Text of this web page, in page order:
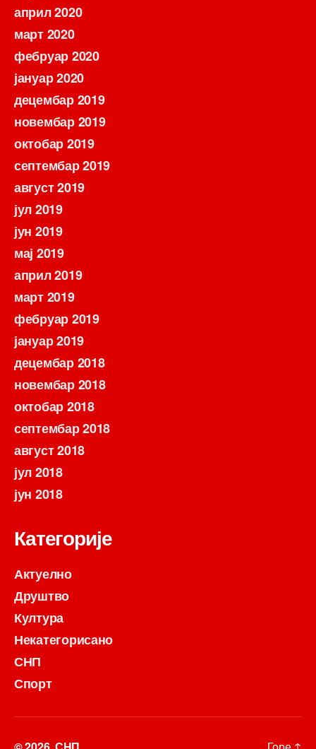
април 2020
март 2020
фебруар 2020
јануар 2020
децембар 2019
новембар 2019
октобар 2019
септембар 2019
август 2019
јул 2019
јун 2019
мај 2019
април 2019
март 2019
фебруар 2019
јануар 2019
децембар 2018
новембар 2018
октобар 2018
септембар 2018
август 2018
јул 2018
јун 2018
Категорије
Актуелно
Друштво
Култура
Некатегорисано
СНП
Спорт